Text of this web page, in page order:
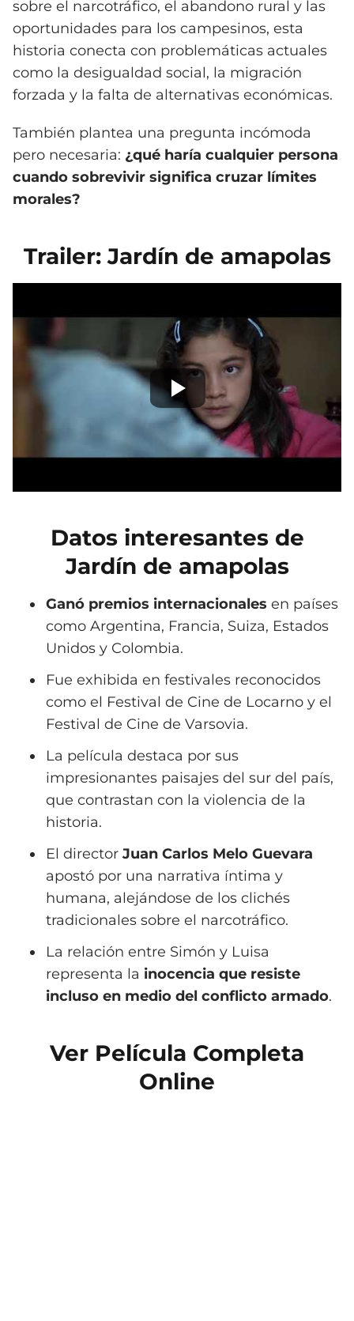
sobre el narcotráfico, el abandono rural y las
oportunidades para los campesinos, esta
historia conecta con problemáticas actuales
como la desigualdad social, la migración
forzada y la falta de alternativas económicas.
También plantea una pregunta incómoda
pero necesaria: ¿qué haría cualquier persona
cuando sobrevivir significa cruzar límites
morales?
Trailer: Jardín de amapolas
Datos interesantes de
Jardín de amapolas
Ganó premios internacionales en países
como Argentina, Francia, Suiza, Estados
Unidos y Colombia.
Fue exhibida en festivales reconocidos
como el Festival de Cine de Locarno y el
Festival de Cine de Varsovia.
La película destaca por sus
impresionantes paisajes del sur del país,
que contrastan con la violencia de la
historia.
El director Juan Carlos Melo Guevara
apostó por una narrativa íntima y
humana, alejándose de los clichés
tradicionales sobre el narcotráfico.
La relación entre Simón y Luisa
representa la inocencia que resiste
incluso en medio del conflicto armado.
Ver Película Completa
Online